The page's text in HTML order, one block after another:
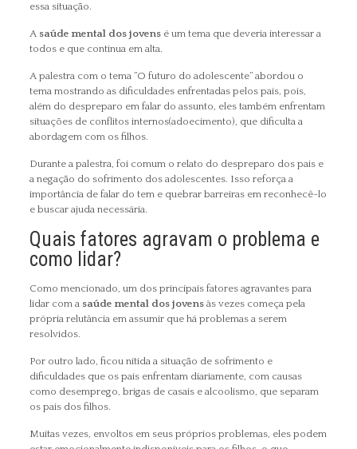
essa situação.
A saúde mental dos jovensé um tema que deveria interessar a
todos e que continua em alta.
A palestra com o tema ”O futuro do adolescente” abordou o
tema mostrando as dificuldades enfrentadas pelos pais, pois,
além do despreparo em falar do assunto, eles também enfrentam
situações de conflitos internos(adoecimento), que dificulta a
abordagem com os filhos.
Durante a palestra, foi comum o relato do despreparo dos pais e
a negação do sofrimento dos adolescentes. Isso reforça a
importância de falar do tem e quebrar barreiras em reconhecê-lo
e buscar ajuda necessária.
Quais fatores agravam o problema e
como lidar?
Como mencionado, um dos principais fatores agravantes para
lidar com a saúde mental dos jovens às vezes começa pela
própria relutância em assumir que há problemas a serem
resolvidos.
Por outro lado, ficou nítida a situação de sofrimento e
dificuldades que os pais enfrentam diariamente, com causas
como desemprego, brigas de casais e alcoolismo, que separam
os pais dos filhos.
Muitas vezes, envoltos em seus próprios problemas, eles podem